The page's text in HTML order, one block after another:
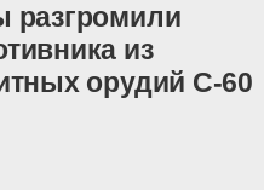
разгромили
из
орудий С-60